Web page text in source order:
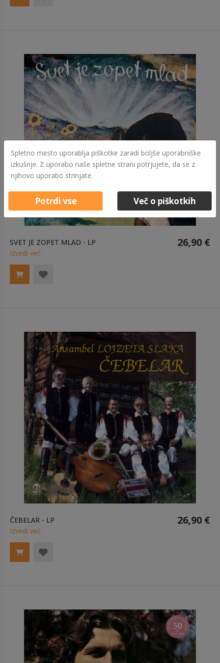
SVET JE ZOPET MLAD - LP 26,90 €
Izvedi več
ČEBELAR - LP 26,90 €
Izvedi več
Spletno mesto uporablja piškotke zaradi boljše uporabniške
izkušnje. Z uporabo naše spletne strani potrjujete, da se z
njihovo uporabo strinjate.
Potrdi vse Več o piškotkih